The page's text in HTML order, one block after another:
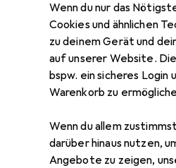
Wenn du nur das
Cookies und ähnlichen
zu deinem Gerät und
auf unserer Website.
bspw. ein sicheres Login
Warenkorb zu
Wenn du allem
darüber hinaus nutzen,
Angebote zu zeigen,
Kategorien
Bestseller